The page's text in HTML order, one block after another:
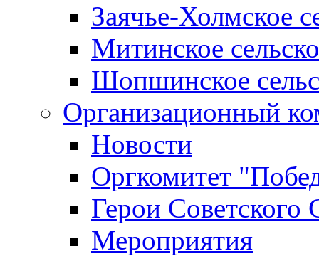
Заячье-Холмское
Митинское
Шопшинское
Организационный
Новости
Оргкомитет
Герои Советского
Мероприятия